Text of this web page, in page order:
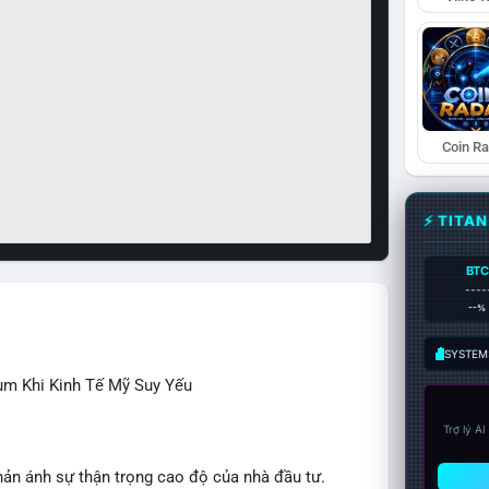
Khi Kinh Tế Mỹ Suy Yếu
ánh sự thận trọng cao độ của nhà đầu tư.
Coin
⚡
BTC
--%
Trợ lý